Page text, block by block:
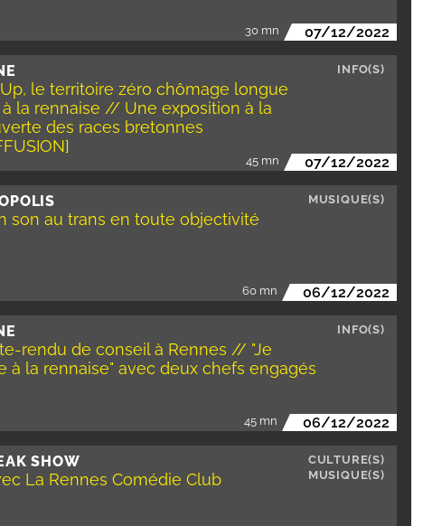
30 mn 07/12/2022
le territoire zéro chômage longue
la rennaise // Une exposition à la
des races bretonnes
INFO(S)
45 mn 07/12/2022
son au trans en toute objectivité
MUSIQUE(S)
60 mn 06/12/2022
rendu de conseil à Rennes // "Je
à la rennaise" avec deux chefs engagés
INFO(S)
45 mn 06/12/2022
SHOW
La Rennes Comédie Club
CULTURE(S)
MUSIQUE(S)